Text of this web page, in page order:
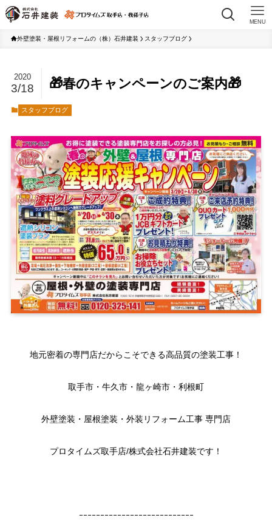
MENU
外壁塗装・屋根リフォームの（株）石井建装 スタッフブログ
🎁春のキャンペーンのご案内🎁
2020
3/18
スタッフブログ
地元密着の専門店だからこそできる高品質の塗装工事！
取手市・牛久市・龍ヶ崎市・利根町
外壁塗装・屋根塗装・外装リフォーム工事 専門店
プロタイムズ取手店/株式会社石井建装です！
ｰｰｰｰｰｰｰｰｰｰｰｰｰｰｰｰｰｰｰｰｰｰｰｰｰｰｰ